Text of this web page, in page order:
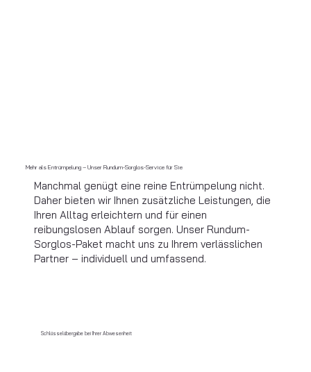
Mehr als Entrümpelung – Unser Rundum-Sorglos-Service für Sie
Manchmal genügt eine reine Entrümpelung nicht.
Daher bieten wir Ihnen zusätzliche Leistungen, die
Ihren Alltag erleichtern und für einen
reibungslosen Ablauf sorgen. Unser Rundum-
Sorglos-Paket macht uns zu Ihrem verlässlichen
Partner – individuell und umfassend.
Schlüsselübergabe bei Ihrer Abwesenheit